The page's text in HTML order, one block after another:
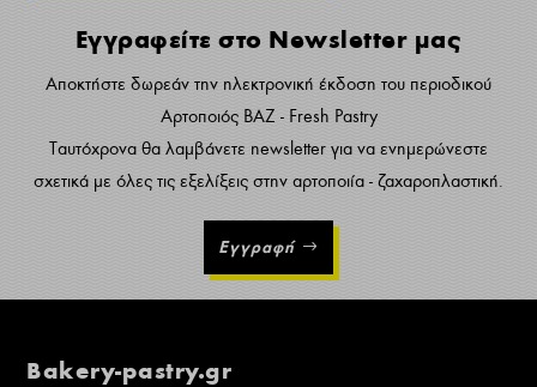
Εγγραφείτε στο Newsletter μας
Αποκτήστε δωρεάν την ηλεκτρονική έκδοση του περιοδικού
Αρτοποιός ΒΑΖ - Fresh Pastry
Ταυτόχρονα θα λαμβάνετε newsletter για να ενημερώνεστε
σχετικά με όλες τις εξελίξεις στην αρτοποιία - ζαχαροπλαστική.
Εγγραφή
Bakery-pastry.gr